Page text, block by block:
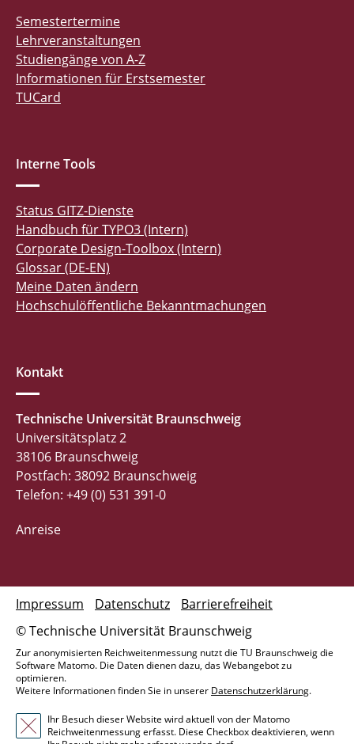
Semestertermine
Lehrveranstaltungen
Studiengänge von A-Z
Informationen für Erstsemester
TUCard
Interne Tools
Status GITZ-Dienste
Handbuch für TYPO3 (Intern)
Corporate Design-Toolbox (Intern)
Glossar (DE-EN)
Meine Daten ändern
Hochschulöffentliche Bekanntmachungen
Kontakt
Technische Universität Braunschweig
Universitätsplatz 2
38106 Braunschweig
Postfach: 38092 Braunschweig
Telefon: +49 (0) 531 391-0
Anreise
© Technische Universität Braunschweig
Impressum Datenschutz Barrierefreiheit
Zur anonymisierten Reichweitenmessung nutzt die TU Braunschweig die
Software Matomo. Die Daten dienen dazu, das Webangebot zu
optimieren.
Weitere Informationen finden Sie in unserer Datenschutzerklärung.
Ihr Besuch dieser Website wird aktuell von der Matomo
Reichweitenmessung erfasst. Diese Checkbox deaktivieren, wenn